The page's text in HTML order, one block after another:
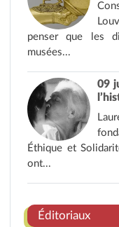
penser que les
musées...
09
Éthique et
ont...
Éditoriaux